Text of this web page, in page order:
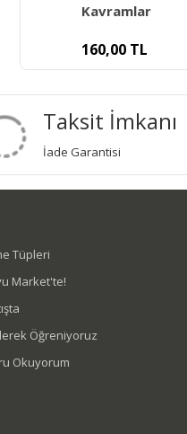
Renkler Şekiller
160,00TL
Taksit İmkanı
İade Garantisi
Tüpleri
Market'te!
Öğreniyoruz
Okuyorum